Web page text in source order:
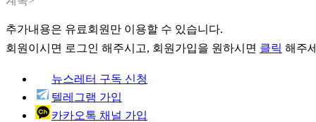
추가내용은 유료회원만 이용할 수 있습니다.
회원이시면 로그인 해주시고, 회원가입을 원하시면 클릭 해주
뉴스레터 구독 신청
텔레그램 가입
카카오톡 채널 가입